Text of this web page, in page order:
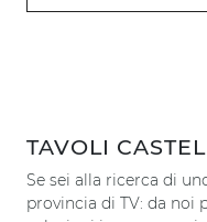
TAVOLI
Se sei alla ricerca di
provincia di TV: da noi